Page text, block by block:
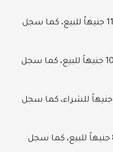
سجل عيار 24 اليوم، 1187.5 جنيهاً للبيع، كما سجل
سجل عيار 22 اليوم، 1088.5 جنيهاً للبيع، كما سجل
سجل عيار 21 اليوم 1034 جنيهاً للشراء، كما سجل
سجل عيار 18 اليوم 890.5 جنيهاً للبيع، كما سجل